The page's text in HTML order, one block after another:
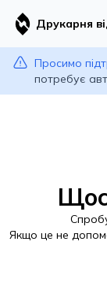
Друкарня
Просимо
потребує
Якщо це не